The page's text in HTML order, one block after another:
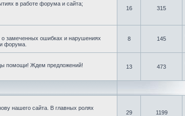
в работе форума и сайта;
16 315
замеченных ошибках и нарушениях
форума.
8 145
помощи! Ждем предложений!
13 473
нашего сайта. В главных ролях
29 1199